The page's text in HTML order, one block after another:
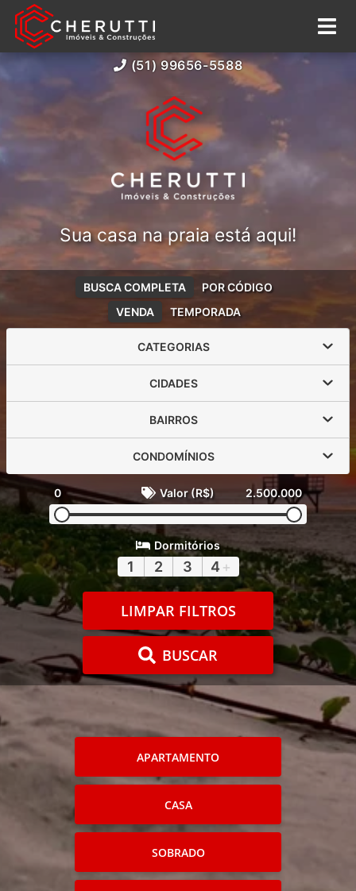
(51) 99656-5588
Sua casa na praia está aqui!
VENDA TEMPORADA
BUSCA COMPLETA POR CÓDIGO
CATEGORIAS
CIDADES
BAIRROS
CONDOMÍNIOS
0 Valor (R$) 2.500.000
Dormitórios
1 2 3 4 +
LIMPAR FILTROS
BUSCAR
APARTAMENTO
CASA
SOBRADO